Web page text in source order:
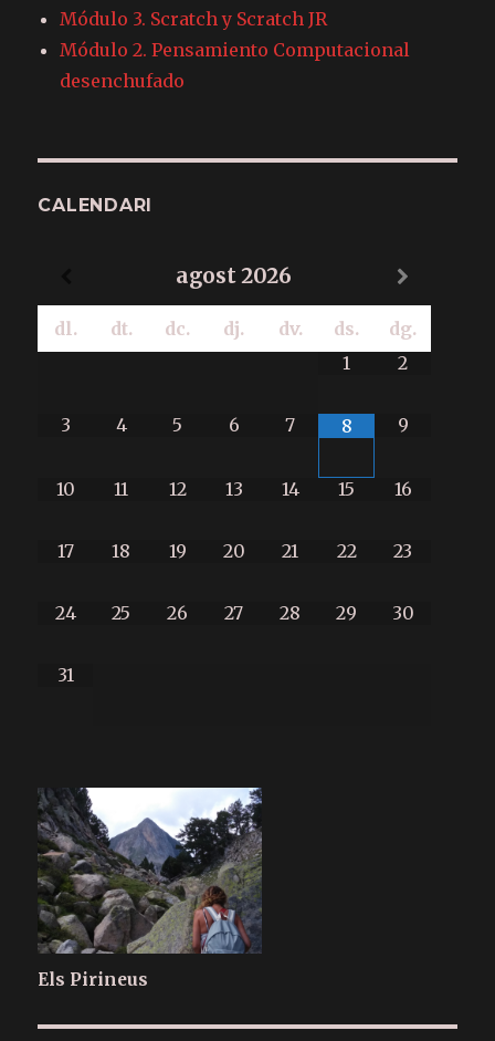
Módulo 3. Scratch y Scratch JR
Módulo 2. Pensamiento Computacional
desenchufado
CALENDARI
agost2026
dl. dt. dc. dj. dv. ds.
dg.
1
2
3 4 5 6 7 8 9
10 11 12 13 14 15 16
17 18 19 20 21 22 23
24 25 26 27 28 29 30
31
Els Pirineus